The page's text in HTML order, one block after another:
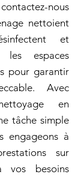
nous
nettoient
et
espaces
pour garantir
Avec
en
tâche simple
engageons à
sur
vos besoins